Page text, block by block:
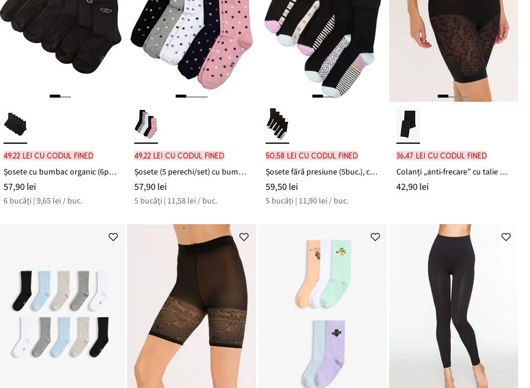
49,22 lei cu codul FINED
Șosete cu bumbac organic (6perechi)
57,90 lei
6 bucăți | 9,65 lei / buc.
49,22 lei cu codul FINED
Șosete (5 perechi/set) cu bumbac organic
57,90 lei
5 bucăți | 11,58 lei / buc.
50,58 lei cu codul FINED
Șosete fără presiune (5buc.), cu bumbac organic
59,50 lei
5 bucăți | 11,90 lei / buc.
36,47 lei cu codul FINED
Colanți „anti-frecare” cu talie comodă, 50 DEN
42,90 lei